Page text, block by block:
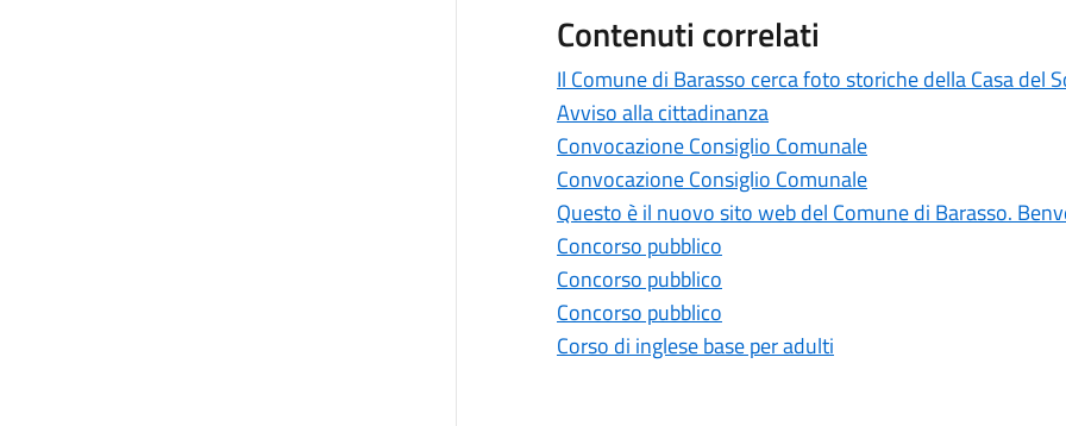
Contenuti correlati
Il Comune di Barasso cerca foto storiche della Casa del
Avviso alla cittadinanza
Convocazione Consiglio Comunale
Convocazione Consiglio Comunale
Questo è il nuovo sito web del Comune di Barasso.
Concorso pubblico
Concorso pubblico
Concorso pubblico
Corso di inglese base per adulti